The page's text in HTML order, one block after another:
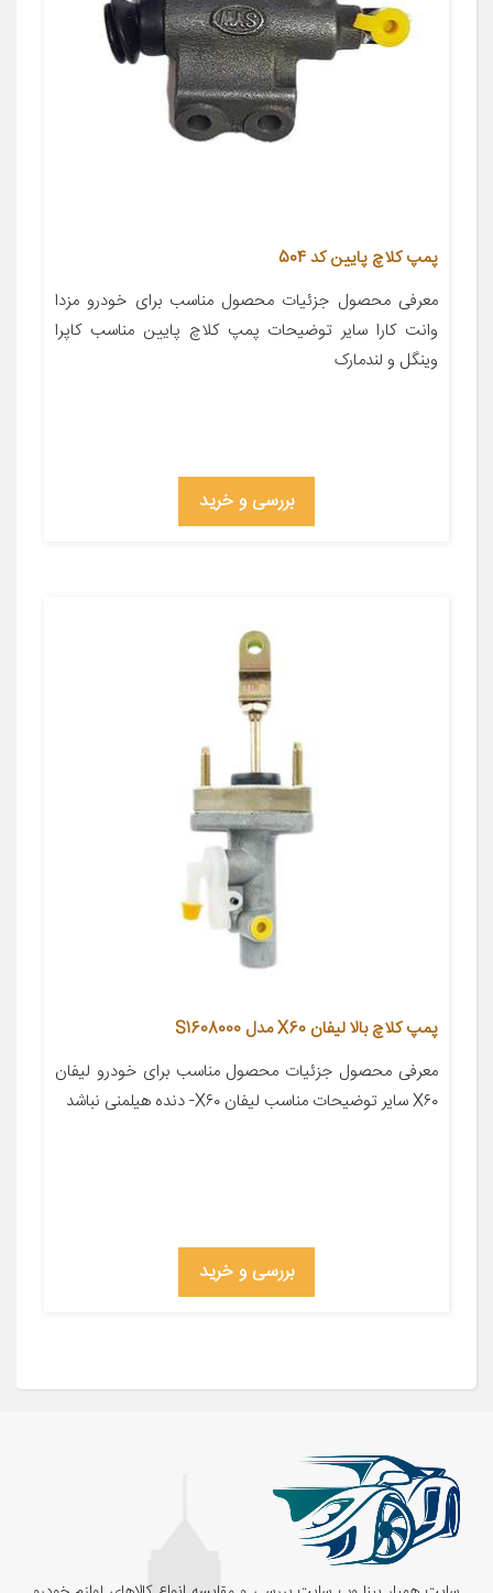
پمپ کلاچ پایین کد 504
معرفی محصول جزئیات محصول مناسب برای خودرو مزدا
وانت کارا سایر توضیحات پمپ کلاچ پایین مناسب کاپرا
وینگل و لندمارک
بررسی و خرید
پمپ کلاچ بالا لیفان X60 مدل S1608000
معرفی محصول جزئیات محصول مناسب برای خودرو لیفان
X۶۰ سایر توضیحات مناسب لیفان X۶۰- دنده هیلمنی نباشد
بررسی و خرید